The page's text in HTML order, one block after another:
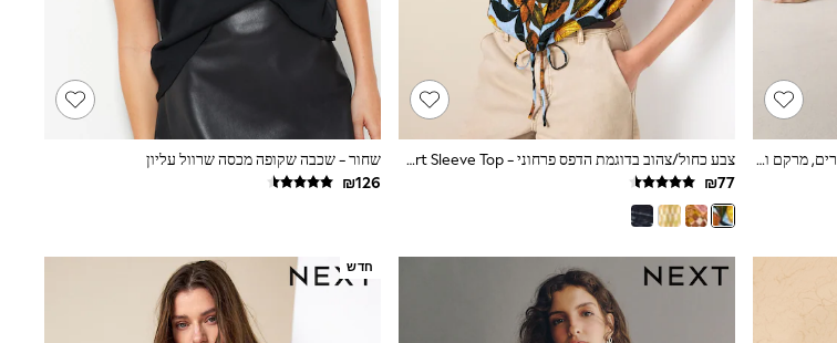
זהב שמפניה - חולצת סאטן עם שרוולים קצרים, מרקם ופיתול בחזית
צבע כחול/צהוב בדוגמת הדפס פרחוני - Textured V-Neck Tie Front Short Sleeve Top
שחור - שכבה שקופה מכסה שרוול עליון
חדש